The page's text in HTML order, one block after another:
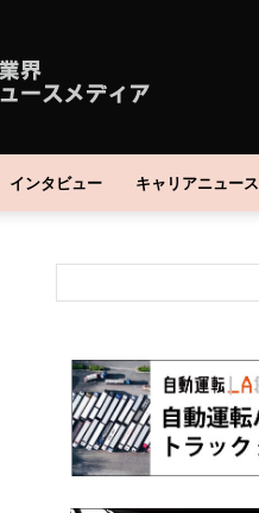
インタビュー キャリアニュース